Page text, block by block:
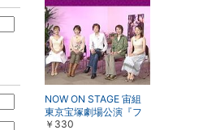
NOW ON STAGE 宙組
東京宝塚劇場公演『フ
ァントム』
￥330